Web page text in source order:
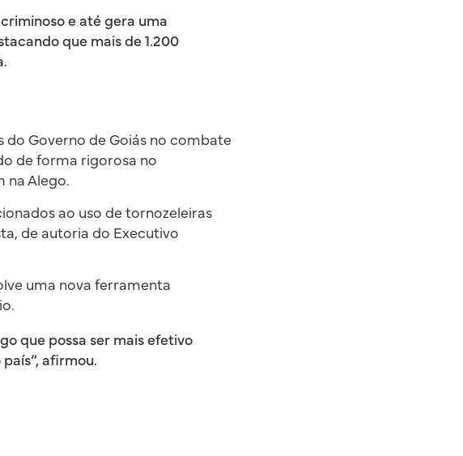
e até gera uma
que mais de 1.200
do Governo de Goiás no combate
de forma rigorosa no
na Alego.
ao uso de tornozeleiras
de autoria do Executivo
uma nova ferramenta
que possa ser mais efetivo
afirmou.